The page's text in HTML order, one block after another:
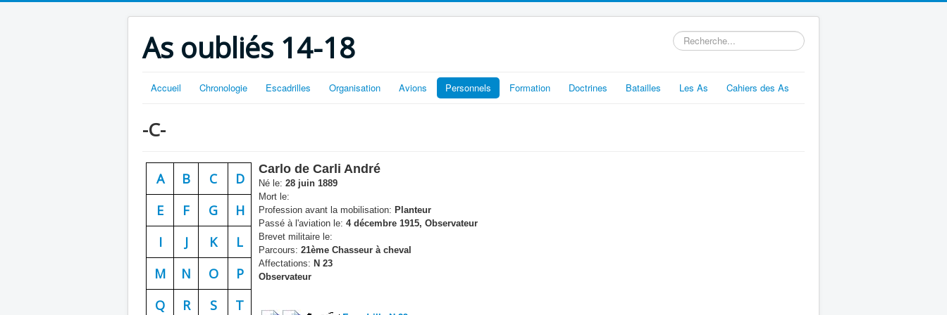
As oubliés 14-18 Rechercher
Accueil Chronologie Escadrilles Organisation Avions Personnels Formation Doctrines Batailles Les As Cahiers des As
-C-
A B C
D
E
F G
H
I
J K
L
M
N O
P
Q
R S
T
Carlo de Carli André
Né le: 28 juin 1889
Mort le:
Profession avant la mobilisation: Planteur
Passé à l'aviation le: 4 décembre 1915, Observateur
Brevet militaire le:
Parcours: 21ème Chasseur à cheval
Affectations: N 23
Observateur